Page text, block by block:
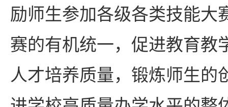
励师生参加各级各类技能大
赛的有机统一，促进教育教
人才培养质量，锻炼师生的